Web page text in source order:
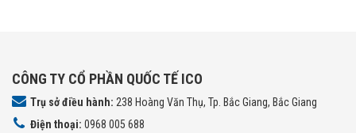
CÔNG TY CỔ PHẦN QUỐC TẾ ICO
Trụ sở điều hành: 238 Hoàng Văn Thụ, Tp. Bắc Giang, Bắc Giang
Điện thoại: 0968 005 688